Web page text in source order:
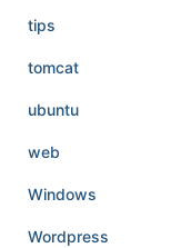
tips
tomcat
ubuntu
web
Windows
Wordpress